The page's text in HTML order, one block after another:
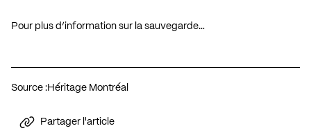
Pour plus d’information sur la sauvegarde…
Source :Héritage Montréal
Partager l'article